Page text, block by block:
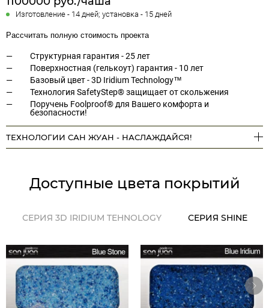
Изготовление - 14 дней; установка - 15 дней
Рассчитать полную стоимость проекта
Структурная гарантия - 25 лет
Поверхностная (гелькоут) гарантия - 10 лет
Базовый цвет - 3D Iridium Technology™
Технология SafetyStep® защищает от скольжения
Поручень Foolproof® для Вашего комфорта и
безопасности!
ТЕХНОЛОГИИ САН ЖУАН - НАСЛАЖДАЙСЯ!
Доступные цвета покрытий
СЕРИЯ 3D IRIDIUM TEHNOLOGY СЕРИЯ SHINE